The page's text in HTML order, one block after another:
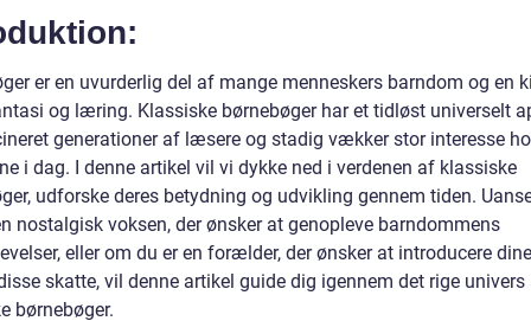
er en uvurderlig del af mange menneskers barndom og en
og læring. Klassiske børnebøger har et tidløst universelt
generationer af læsere og stadig vækker stor interesse
i dag. I denne artikel vil vi dykke ned i verdenen af klassiske
udforske deres betydning og udvikling gennem tiden.
nostalgisk voksen, der ønsker at genopleve barndommens
eller om du er en forælder, der ønsker at introducere
skatte, vil denne artikel guide dig igennem det rige univers
børnebøger.